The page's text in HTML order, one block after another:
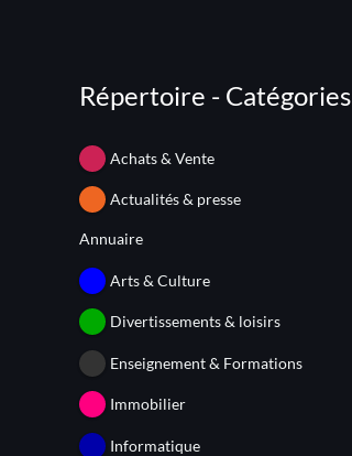
Répertoire - Catégories
Achats & Vente
Actualités & presse
Annuaire
Arts & Culture
Divertissements & loisirs
Enseignement & Formations
Immobilier
Informatique